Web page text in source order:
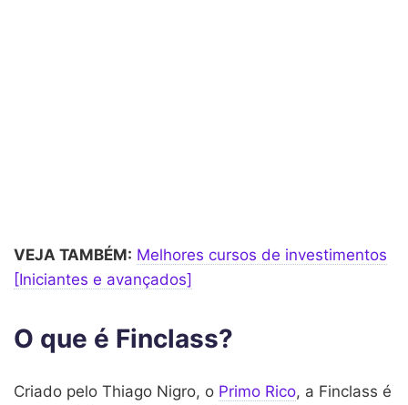
VEJA TAMBÉM: Melhores cursos de investimentos
[Iniciantes e avançados]
O que é Finclass?
Criado pelo Thiago Nigro, o Primo Rico, a Finclass é